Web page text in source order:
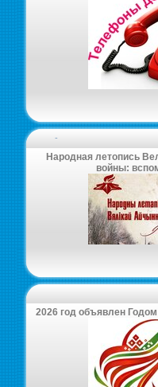
-
Народная летопись
войны:
2026 год объявлен